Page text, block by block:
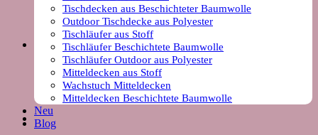
Tischdecken aus Beschichteter Baumwolle
Outdoor Tischdecke aus Polyester
Tischläufer aus Stoff
Tischläufer Beschichtete Baumwolle
Tischläufer Outdoor aus Polyester
Mitteldecken aus Stoff
Wachstuch Mitteldecken
Mitteldecken Beschichtete Baumwolle
Neu
Blog